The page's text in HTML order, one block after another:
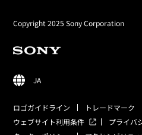
Copyright 2025 Sony Corporation
JA
ロゴガイドライン トレードマーク
ウェブサイト利用条件
プライバ